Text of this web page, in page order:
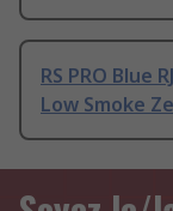
RS PRO Blue
Low Smoke